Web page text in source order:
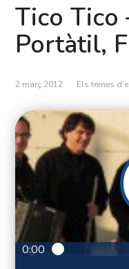
Tico Tico
Portàtil,
2 març 2012 Els temes
0:00